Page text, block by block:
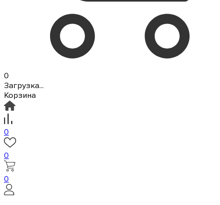
0
Загрузка...
Корзина
0
0
0